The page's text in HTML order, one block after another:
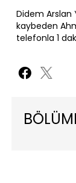
Didem Arslan
kaybeden
telefonla 1